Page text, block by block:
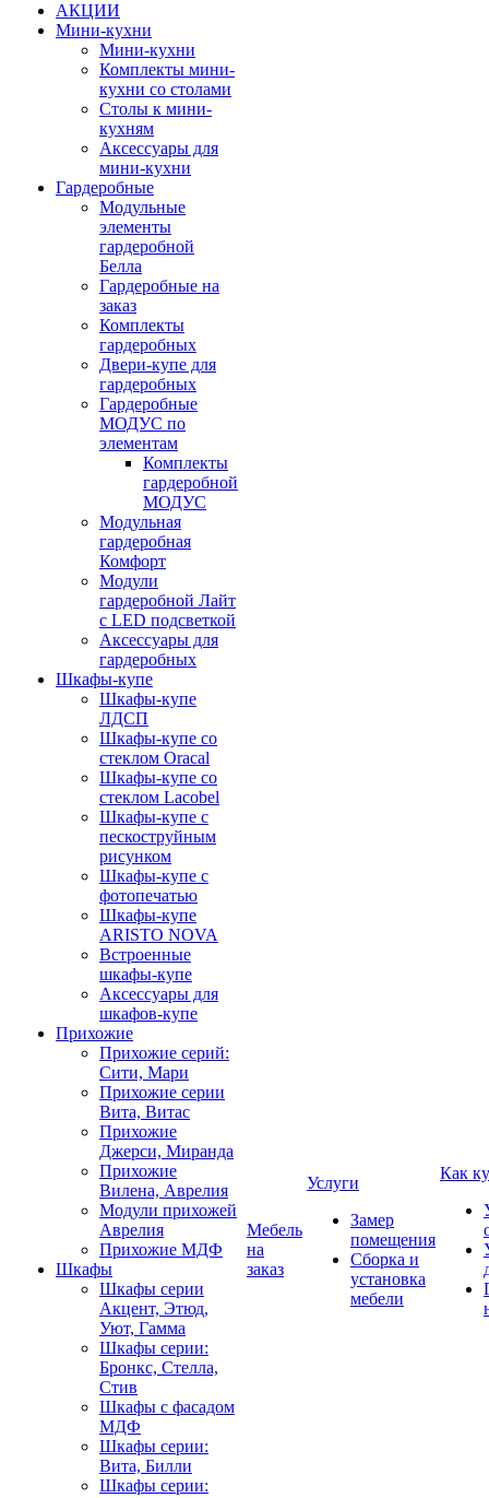
АКЦИИ
Мини-кухни
Мини-кухни
Комплекты мини-
кухни со столами
Столы к мини-
кухням
Аксессуары для
мини-кухни
Гардеробные
Модульные
элементы
гардеробной
Белла
Гардеробные на
заказ
Комплекты
гардеробных
Двери-купе для
гардеробных
Гардеробные
МОДУС по
элементам
Комплекты
гардеробной
МОДУС
Модульная
гардеробная
Комфорт
Модули
гардеробной Лайт
с LED подсветкой
Аксессуары для
гардеробных
Шкафы-купе
Шкафы-купе
ЛДСП
Шкафы-купе со
стеклом Oracal
Шкафы-купе со
стеклом Lacobel
Шкафы-купе с
пескоструйным
рисунком
Шкафы-купе с
фотопечатью
Шкафы-купе
ARISTO NOVA
Встроенные
шкафы-купе
Аксессуары для
шкафов-купе
Прихожие
Прихожие серий:
Сити, Мари
Прихожие серии
Вита, Витас
Прихожие
Джерси, Миранда
Прихожие
Вилена, Аврелия
Модули прихожей
Аврелия
Прихожие МДФ
Шкафы
Шкафы серии
Акцент, Этюд,
Уют, Гамма
Шкафы серии:
Бронкс, Стелла,
Стив
Шкафы с фасадом
МДФ
Шкафы серии:
Вита, Билли
Шкафы серии:
Мебель
на
заказ
Услуги
Замер
помещения
Сборка и
установка
мебели
Как